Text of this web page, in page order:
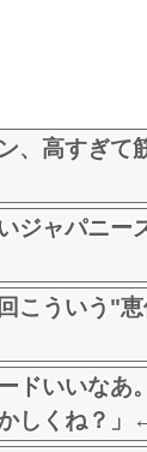
、高すぎて
ジャパニ
こういう"
ドいいな
しくね？